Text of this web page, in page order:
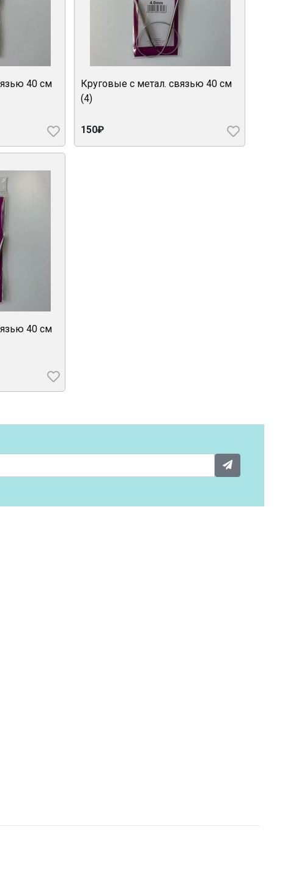
40 см
Круговые с метал. связью 40 см
(4)
150₽
40 см